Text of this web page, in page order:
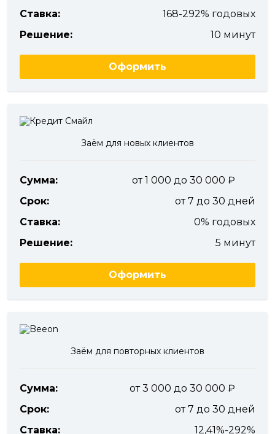
Ставка:
168-292% годовых
Решение:
10 минут
Оформить
Заём для новых клиентов
Сумма:
от 1 000 до 30 000
Срок:
от 7 до 30 дней
Ставка:
0% годовых
Решение:
5 минут
Оформить
Заём для повторных клиентов
Сумма:
от 3 000 до 30 000
Срок:
от 7 до 30 дней
Ставка:
12,41%-292%